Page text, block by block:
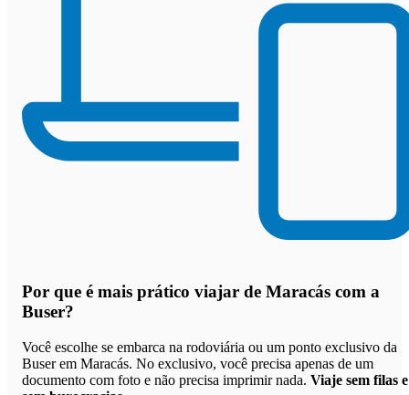
Por que é mais prático viajar de Maracás com a
Buser?
Você escolhe se embarca na rodoviária ou um ponto exclusivo da
Buser em Maracás. No exclusivo, você precisa apenas de um
documento com foto e não precisa imprimir nada. Viaje sem filas e